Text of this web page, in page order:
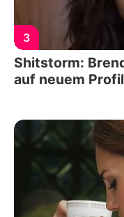
3
Shitstorm:
auf neuem Profil